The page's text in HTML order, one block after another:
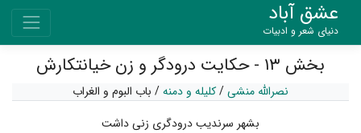
عشق آباد
دنیای شعر و ادبیات
بخش ۱۳ - حکایت درودگر و زن خیانتکارش
نصرالله منشی/کلیله و دمنه/ باب البوم و الغراب
بشهر سرندیب درودگری زنی داشت